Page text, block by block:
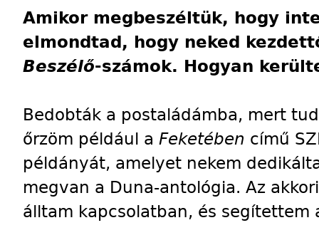
Amikor megbeszéltük, hogy
elmondtad, hogy neked
Beszélő-számok. Hogyan
Bedobták a postaládámba, mert
őrzöm például a Feketében című
példányát, amelyet nekem
megvan a Duna-antológia. Az
álltam kapcsolatban, és segítettem